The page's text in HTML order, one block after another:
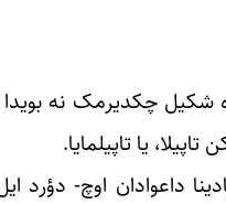
یا تاپیلمایا.
داعوادان اوچ-